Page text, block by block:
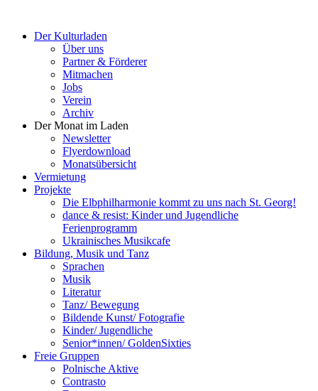
Der Kulturladen
Über uns
Partner & Förderer
Mitmachen
Jobs
Verein
Archiv
Der Monat im Laden
Newsletter
Flyerdownload
Monatsübersicht
Vermietung
Projekte
Die Elbphilharmonie kommt zu uns nach St. Georg!
dance & resist: Kinder und Jugendliche
Ferienprogramm
Ukrainisches Musikcafe
Bildung, Musik und Tanz
Sprachen
Musik
Literatur
Tanz/ Bewegung
Bildende Kunst/ Fotografie
Kinder/ Jugendliche
Senior*innen/ GoldenSixties
Freie Gruppen
Polnische Aktive
Contrasto